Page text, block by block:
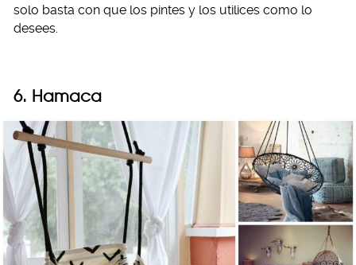
solo basta con que los pintes y los utilices como lo
desees.
6. Hamaca